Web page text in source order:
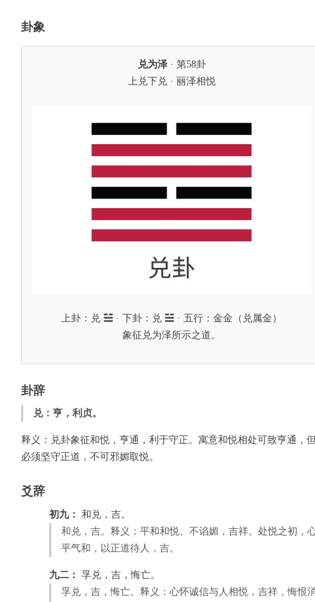
卦象
兑为泽· 第58卦
上兑下兑 · 丽泽相悦
上卦：兑 ☱ · 下卦：兑 ☱ · 五行：金金（兑属金）
象征兑为泽所示之道。
卦辞
兑：亨，利贞。
释义：兑卦象征和悦，亨通，利于守正。寓意和悦相处可致亨通，
必须坚守正道，不可邪媚取悦。
爻辞
初九： 和兑，吉。
和兑，吉。释义：平和和悦、不谄媚，吉祥。处悦之初，
平气和，以正道待人，吉。
九二： 孚兑，吉，悔亡。
孚兑，吉，悔亡。释义：心怀诚信与人相悦，吉祥，悔恨